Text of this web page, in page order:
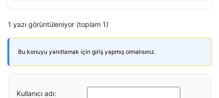
1 yazı görüntüleniyor (toplam 1)
Bu konuyu yanıtlamak için giriş yapmış olmalısınız.
Kullanıcı adı: